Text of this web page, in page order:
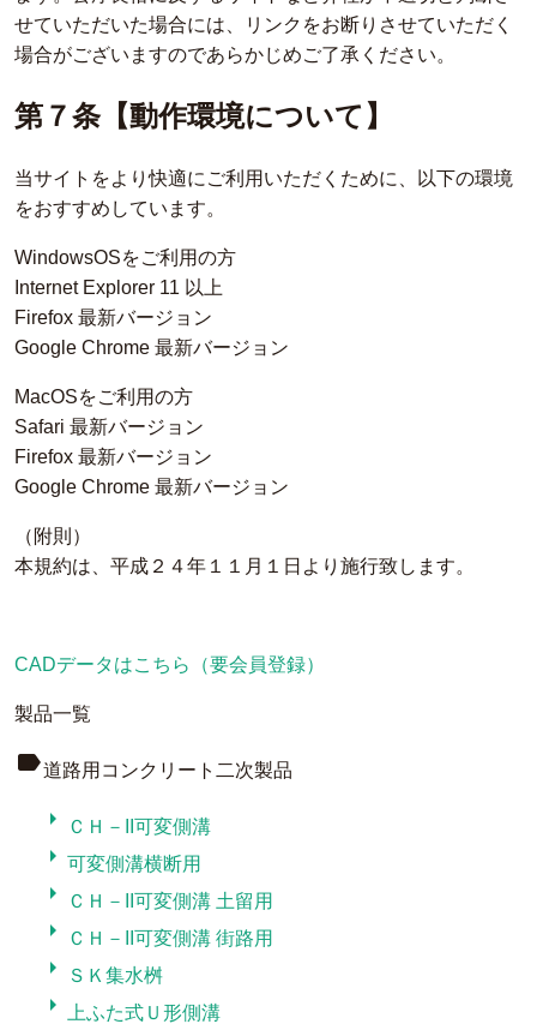
せていただいた場合には、リンクをお断りさせていただく
場合がございますのであらかじめご了承ください。
第７条【動作環境について】
当サイトをより快適にご利用いただくために、以下の環境
をおすすめしています。
WindowsOSをご利用の方
Internet Explorer 11 以上
Firefox 最新バージョン
Google Chrome 最新バージョン
MacOSをご利用の方
Safari 最新バージョン
Firefox 最新バージョン
Google Chrome 最新バージョン
（附則）
本規約は、平成２４年１１月１日より施行致します。
CADデータはこちら（要会員登録）
製品一覧
label道路用コンクリート二次製品
arrow_right ＣＨ－II可変側溝
arrow_right 可変側溝横断用
arrow_right ＣＨ－II可変側溝 土留用
arrow_right ＣＨ－II可変側溝 街路用
arrow_right ＳＫ集水桝
arrow_right 上ふた式Ｕ形側溝